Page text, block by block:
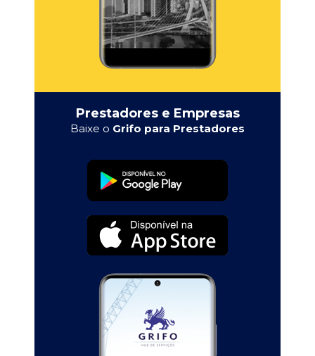
Prestadores e Empresas
Baixe o Grifo para Prestadores